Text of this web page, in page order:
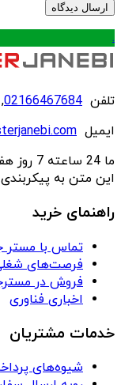
.
تلفن 02166467684
,
ایمیل
ما 24
این متن به
راهنمای خرید
تماس با مستر
فرصت‌های
فروش در
اخباری فناوری
خدمات مشتریان
شیوه‌های